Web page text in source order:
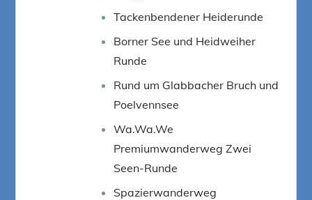
Tackenbendener Heiderunde
Borner See und Heidweiher
Runde
Rund um Glabbacher Bruch und
Poelvennsee
Wa.Wa.We
Premiumwanderweg Zwei
Seen-Runde
Spazierwanderweg